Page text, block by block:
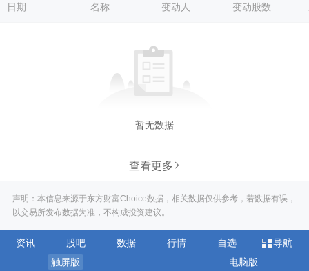
日期 名称 变动人 变动股数
暂无数据
查看更多
声明：本信息来源于东方财富Choice数据，相关数据仅供参考，若数据有误，
以交易所发布数据为准，不构成投资建议。
资讯 股吧 数据 行情 自选
导航
触屏版
电脑版